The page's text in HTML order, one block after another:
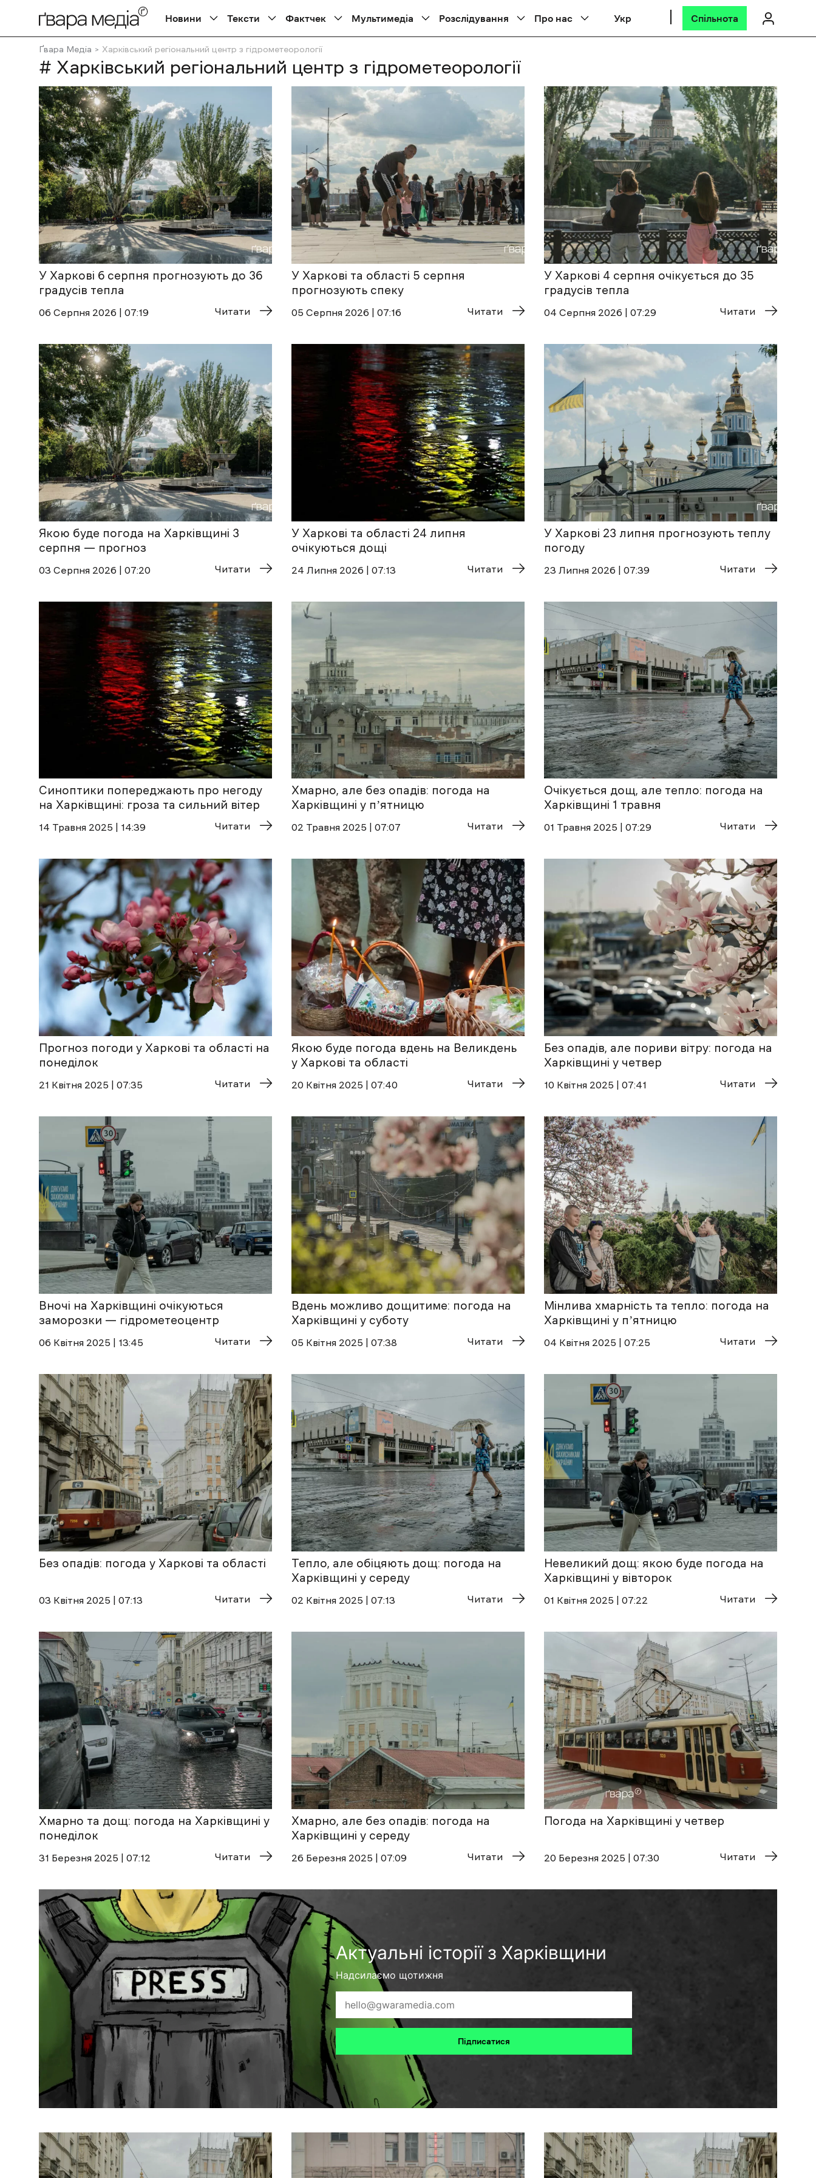
Новини Тексти Фактчек Мультимедіа Розслідування Про нас Укр Спільнота
Ґвара Медіа Харківський регіональний центр з гідрометеорології
# Харківський регіональний центр з гідрометеорології
У Харкові 6 серпня прогнозують до 36
градусів тепла
06 Cерпня 2026 | 07:19 Читати
У Харкові та області 5 серпня
прогнозують спеку
05 Cерпня 2026 | 07:16 Читати
У Харкові 4 серпня очікується до 35
градусів тепла
04 Cерпня 2026 | 07:29 Читати
Якою буде погода на Харківщині 3
серпня — прогноз
03 Cерпня 2026 | 07:20 Читати
У Харкові та області 24 липня
очікуються дощі
24 Липня 2026 | 07:13 Читати
У Харкові 23 липня прогнозують теплу
погоду
23 Липня 2026 | 07:39 Читати
Синоптики попереджають про негоду
на Харківщині: гроза та сильний вітер
14 Травня 2025 | 14:39 Читати
Хмарно, але без опадів: погода на
Харківщині у пʼятницю
02 Травня 2025 | 07:07 Читати
Очікується дощ, але тепло: погода на
Харківщині 1 травня
01 Травня 2025 | 07:29 Читати
Прогноз погоди у Харкові та області на
понеділок
21 Квітня 2025 | 07:35 Читати
Якою буде погода вдень на Великдень
у Харкові та області
20 Квітня 2025 | 07:40 Читати
Без опадів, але пориви вітру: погода на
Харківщині у четвер
10 Квітня 2025 | 07:41 Читати
Вночі на Харківщині очікуються
заморозки — гідрометеоцентр
06 Квітня 2025 | 13:45 Читати
Вдень можливо дощитиме: погода на
Харківщині у суботу
05 Квітня 2025 | 07:38 Читати
Мінлива хмарність та тепло: погода на
Харківщині у пʼятницю
04 Квітня 2025 | 07:25 Читати
Без опадів: погода у Харкові та області
03 Квітня 2025 | 07:13 Читати
Тепло, але обіцяють дощ: погода на
Харківщині у середу
02 Квітня 2025 | 07:13 Читати
Невеликий дощ: якою буде погода на
Харківщині у вівторок
01 Квітня 2025 | 07:22 Читати
Хмарно та дощ: погода на Харківщині у
понеділок
31 Березня 2025 | 07:12 Читати
Хмарно, але без опадів: погода на
Харківщині у середу
26 Березня 2025 | 07:09 Читати
Погода на Харківщині у четвер
20 Березня 2025 | 07:30 Читати
Актуальні історії з Харківщини
Надсилаємо щотижня
Підписатися